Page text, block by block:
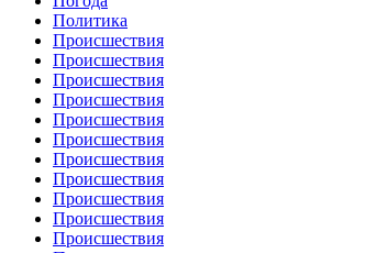
Политика
Происшествия
Происшествия
Происшествия
Происшествия
Происшествия
Происшествия
Происшествия
Происшествия
Происшествия
Происшествия
Происшествия